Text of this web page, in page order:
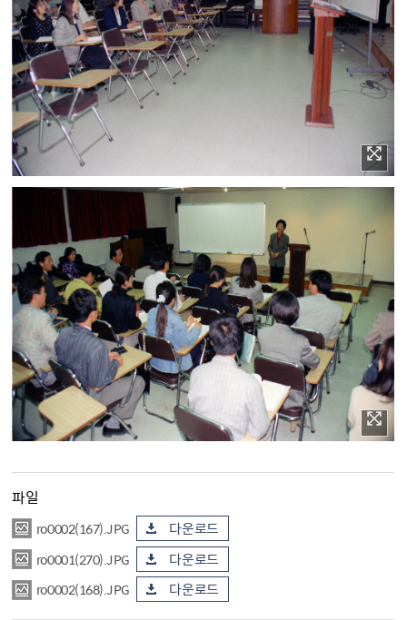
파일
ro0002(167).JPG
다운로드
ro0001(270).JPG
다운로드
ro0002(168).JPG
다운로드